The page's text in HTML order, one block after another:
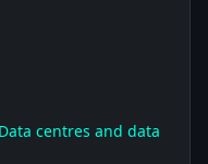
centres and data